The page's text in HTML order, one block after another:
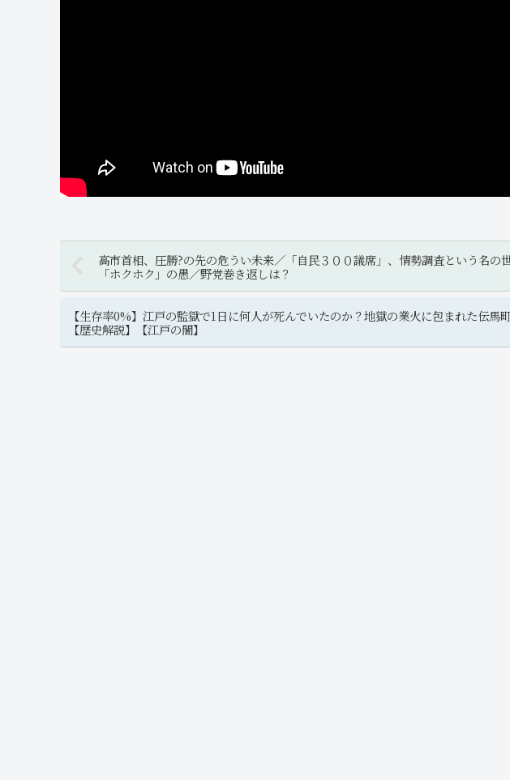
高市首相、圧勝?の先の危うい未来／「自民３００議席」、情勢調査という名の
「ホクホク」の愚／野党巻き返しは？
【生存率0%】江戸の監獄で1日に何人が死んでいたのか？地獄の業火に包まれた伝馬
【歴史解説】【江戸の闇】